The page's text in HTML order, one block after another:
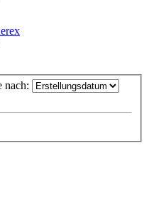
nach: